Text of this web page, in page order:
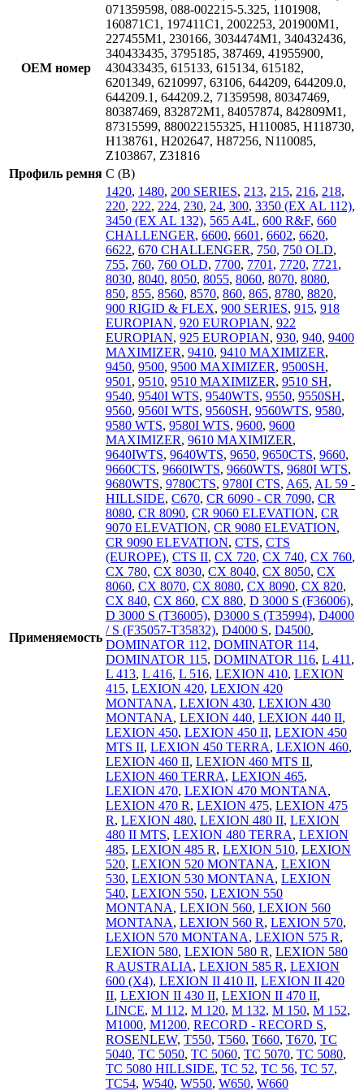
OEM номер
071359598, 088-002215-5.325, 1101908,
160871C1, 197411C1, 2002253, 201900M1,
227455M1, 230166, 3034474M1, 340432436,
340433435, 3795185, 387469, 41955900,
430433435, 615133, 615134, 615182,
6201349, 6210997, 63106, 644209, 644209.0,
644209.1, 644209.2, 71359598, 80347469,
80387469, 832872M1, 84057874, 842809M1,
87315599, 880022155325, H110085, H118730,
H138761, H202647, H87256, N110085,
Z103867, Z31816
Профиль ремня C (В)
Применяемость
1420, 1480, 200 SERIES, 213, 215, 216, 218,
220, 222, 224, 230, 24, 300, 3350 (EX AL 112),
3450 (EX AL 132), 565 A4L, 600 R&F, 660
CHALLENGER, 6600, 6601 , 6602, 6620,
6622, 670 CHALLENGER, 750, 750 OLD,
755, 760, 760 OLD, 7700, 7701 , 7720, 7721 ,
8030, 8040, 8050, 8055, 8060, 8070, 8080,
850, 855, 8560, 8570, 860, 865, 8780, 8820,
900 RIGID & FLEX, 900 SERIES, 915, 918
EUROPIAN, 920 EUROPIAN, 922
EUROPIAN, 925 EUROPIAN, 930, 940, 9400
MAXIMIZER, 9410, 9410 MAXIMIZER,
9450, 9500, 9500 MAXIMIZER, 9500SH,
9501 , 9510, 9510 MAXIMIZER, 9510 SH,
9540, 9540I WTS, 9540WTS, 9550, 9550SH,
9560, 9560I WTS, 9560SH, 9560WTS, 9580,
9580 WTS, 9580I WTS, 9600, 9600
MAXIMIZER, 9610 MAXIMIZER,
9640IWTS, 9640WTS, 9650, 9650CTS, 9660,
9660CTS, 9660IWTS, 9660WTS, 9680I WTS,
9680WTS, 9780CTS, 9780I CTS, A65, AL 59 -
HILLSIDE, C670, CR 6090 - CR 7090, CR
8080, CR 8090, CR 9060 ELEVATION, CR
9070 ELEVATION, CR 9080 ELEVATION,
CR 9090 ELEVATION, CTS, CTS
(EUROPE), CTS II, CX 720, CX 740, CX 760,
CX 780, CX 8030, CX 8040, CX 8050, CX
8060, CX 8070, CX 8080, CX 8090, CX 820,
CX 840, CX 860, CX 880, D 3000 S (F36006),
D 3000 S (T36005), D3000 S (T35994), D4000
/ S (F35057-T35832), D4000 S, D4500,
DOMINATOR 112, DOMINATOR 114,
DOMINATOR 115, DOMINATOR 116, L 411 ,
L 413, L 416, L 516, LEXION 410, LEXION
415, LEXION 420, LEXION 420
MONTANA, LEXION 430, LEXION 430
MONTANA, LEXION 440, LEXION 440 II,
LEXION 450, LEXION 450 II, LEXION 450
MTS II, LEXION 450 TERRA, LEXION 460,
LEXION 460 II, LEXION 460 MTS II,
LEXION 460 TERRA, LEXION 465,
LEXION 470, LEXION 470 MONTANA,
LEXION 470 R, LEXION 475, LEXION 475
R, LEXION 480, LEXION 480 II, LEXION
480 II MTS, LEXION 480 TERRA, LEXION
485, LEXION 485 R, LEXION 510, LEXION
520, LEXION 520 MONTANA, LEXION
530, LEXION 530 MONTANA, LEXION
540, LEXION 550, LEXION 550
MONTANA, LEXION 560, LEXION 560
MONTANA, LEXION 560 R, LEXION 570,
LEXION 570 MONTANA, LEXION 575 R,
LEXION 580, LEXION 580 R, LEXION 580
R AUSTRALIA, LEXION 585 R, LEXION
600 (X4), LEXION II 410 II, LEXION II 420
II, LEXION II 430 II, LEXION II 470 II,
LINCE, M 112, M 120, M 132, M 150, M 152,
M1000, M1200, RECORD - RECORD S,
ROSENLEW, T550, T560, T660, T670, TC
5040, TC 5050, TC 5060, TC 5070, TC 5080,
TC 5080 HILLSIDE, TC 52, TC 56, TC 57,
TC54, W540, W550, W650, W660